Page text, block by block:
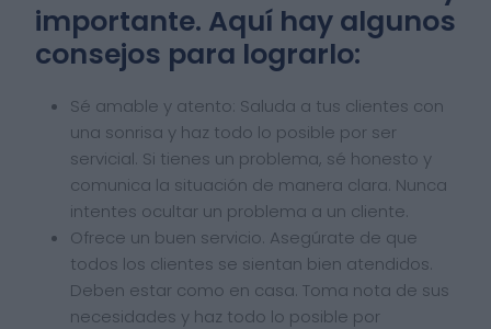
importante. Aquí hay algunos
consejos para lograrlo:
Sé amable y atento: Saluda a tus clientes con
una sonrisa y haz todo lo posible por ser
servicial. Si tienes un problema, sé honesto y
comunica la situación de manera clara. Nunca
intentes ocultar un problema a un cliente.
Ofrece un buen servicio. Asegúrate de que
todos los clientes se sientan bien atendidos.
Deben estar como en casa. Toma nota de sus
necesidades y haz todo lo posible por